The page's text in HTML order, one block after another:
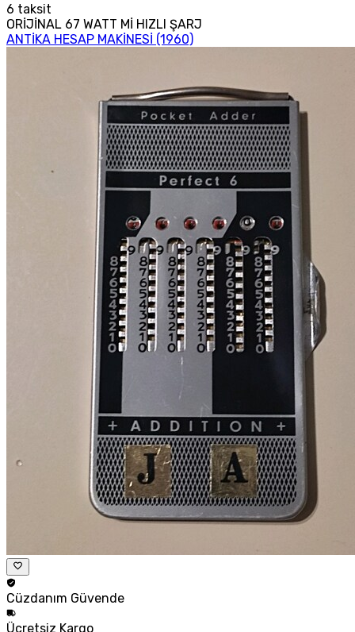
6 taksit
ORİJİNAL 67 WATT Mİ HIZLI ŞARJ
ANTİKA HESAP MAKİNESİ (1960)
Cüzdanım Güvende
Ücretsiz Kargo